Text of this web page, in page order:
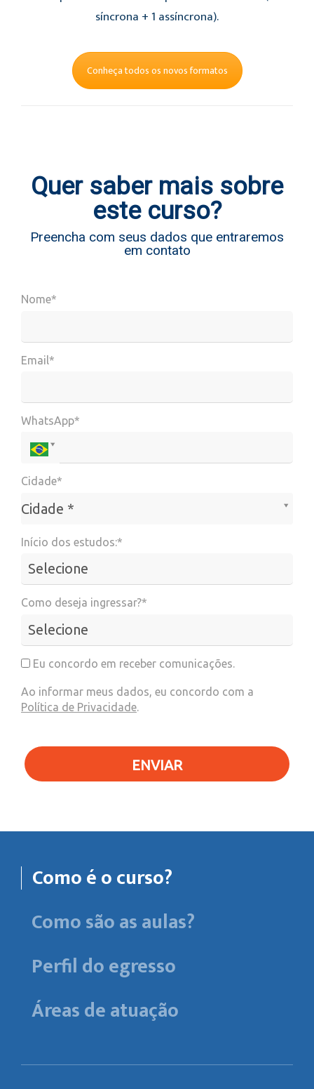
síncrona + 1 assíncrona).
Conheça todos os novos formatos
Quer saber mais sobre
este curso?
Preencha com seus dados que entraremos
em contato
Nome*
Email*
WhatsApp*
Cidade*
Cidade *
Cidade*
Início dos estudos:*
Como deseja ingressar?*
Eu concordo em receber comunicações.
Ao informar meus dados, eu concordo com a
Política de Privacidade.
ENVIAR
Como é o curso?
Como são as aulas?
Perfil do egresso
Áreas de atuação